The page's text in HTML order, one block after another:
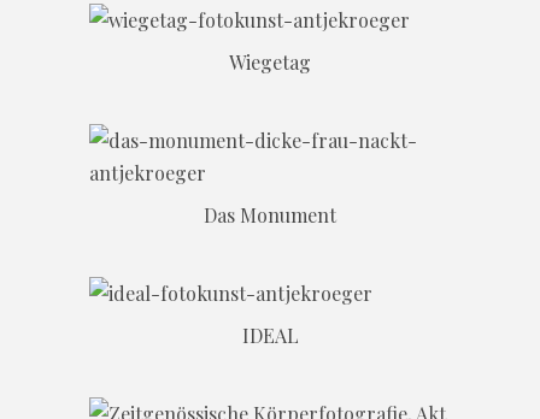
Wiegetag
Das Monument
IDEAL